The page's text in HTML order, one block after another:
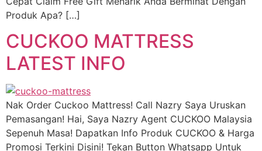
Produk Apa? […]
CUCKOO MATTRESS
LATEST INFO
Nak Order Cuckoo Mattress! Call Nazry Saya Uruskan
Pemasangan! Hai, Saya Nazry Agent CUCKOO Malaysia
Sepenuh Masa! Dapatkan Info Produk CUCKOO & Harga
Promosi Terkini Disini! Tekan Button Whatsapp Untuk